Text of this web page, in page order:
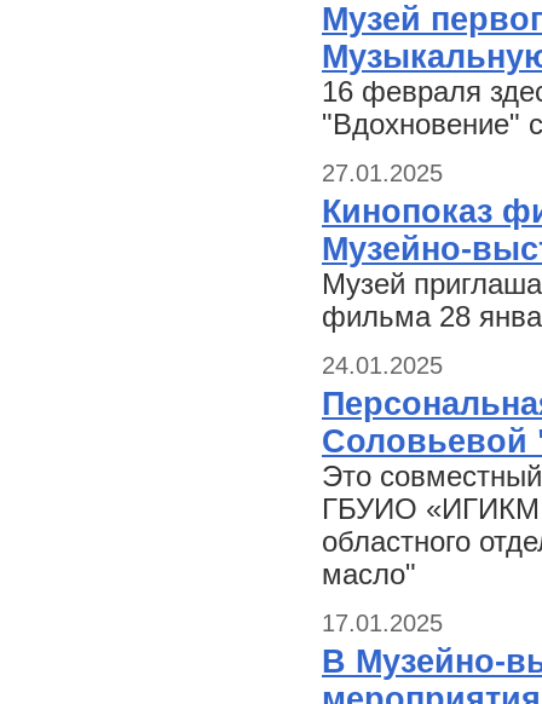
Музей
16 февраля
"Вдохновение"
27.01.2025
Кинопоказ
Музейно-
Музей
фильма 28
24.01.2025
Соловьевой
Это
ГБУИО «ИГИКМ
областного
масло"
17.01.2025
В Музейно-